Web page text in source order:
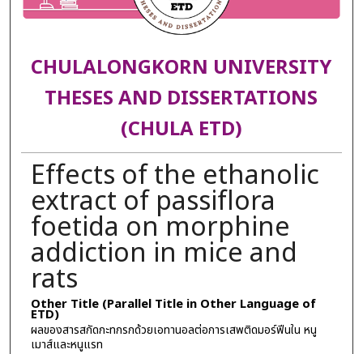
CHULALONGKORN UNIVERSITY
THESES AND DISSERTATIONS
(CHULA ETD)
Effects of the ethanolic
extract of passiflora
foetida on morphine
addiction in mice and
rats
Other Title (Parallel Title in Other Language of
ETD)
ผลของสารสกัดกะทกรกด้วยเอทานอลต่อการเสพติดมอร์ฟีนใน หนู
เมาส์และหนูแรท